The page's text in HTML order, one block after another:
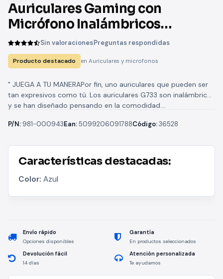
Auriculares Gaming con
Micrófono Inalámbricos
Logitech G733/ USB/
Radiofrecuencia/ Azul
Sin valoracionesPreguntas respondidas
Producto destacado en Auriculares y microfonos
" JUEGA A TU MANERAPor fin, uno auriculares que pueden ser
tan expresivos como tú. Los auriculares G733 son inalámbricos
y se han diseñado pensando en la comodidad....
P/N: 981-000943Ean:5099206091788Código:36528
Características destacadas:
Color: Azul
Envío rápido
Opciones disponibles
Garantía
En productos seleccionados
Devolución fácil
14 días
Atención personalizada
Te ayudamos